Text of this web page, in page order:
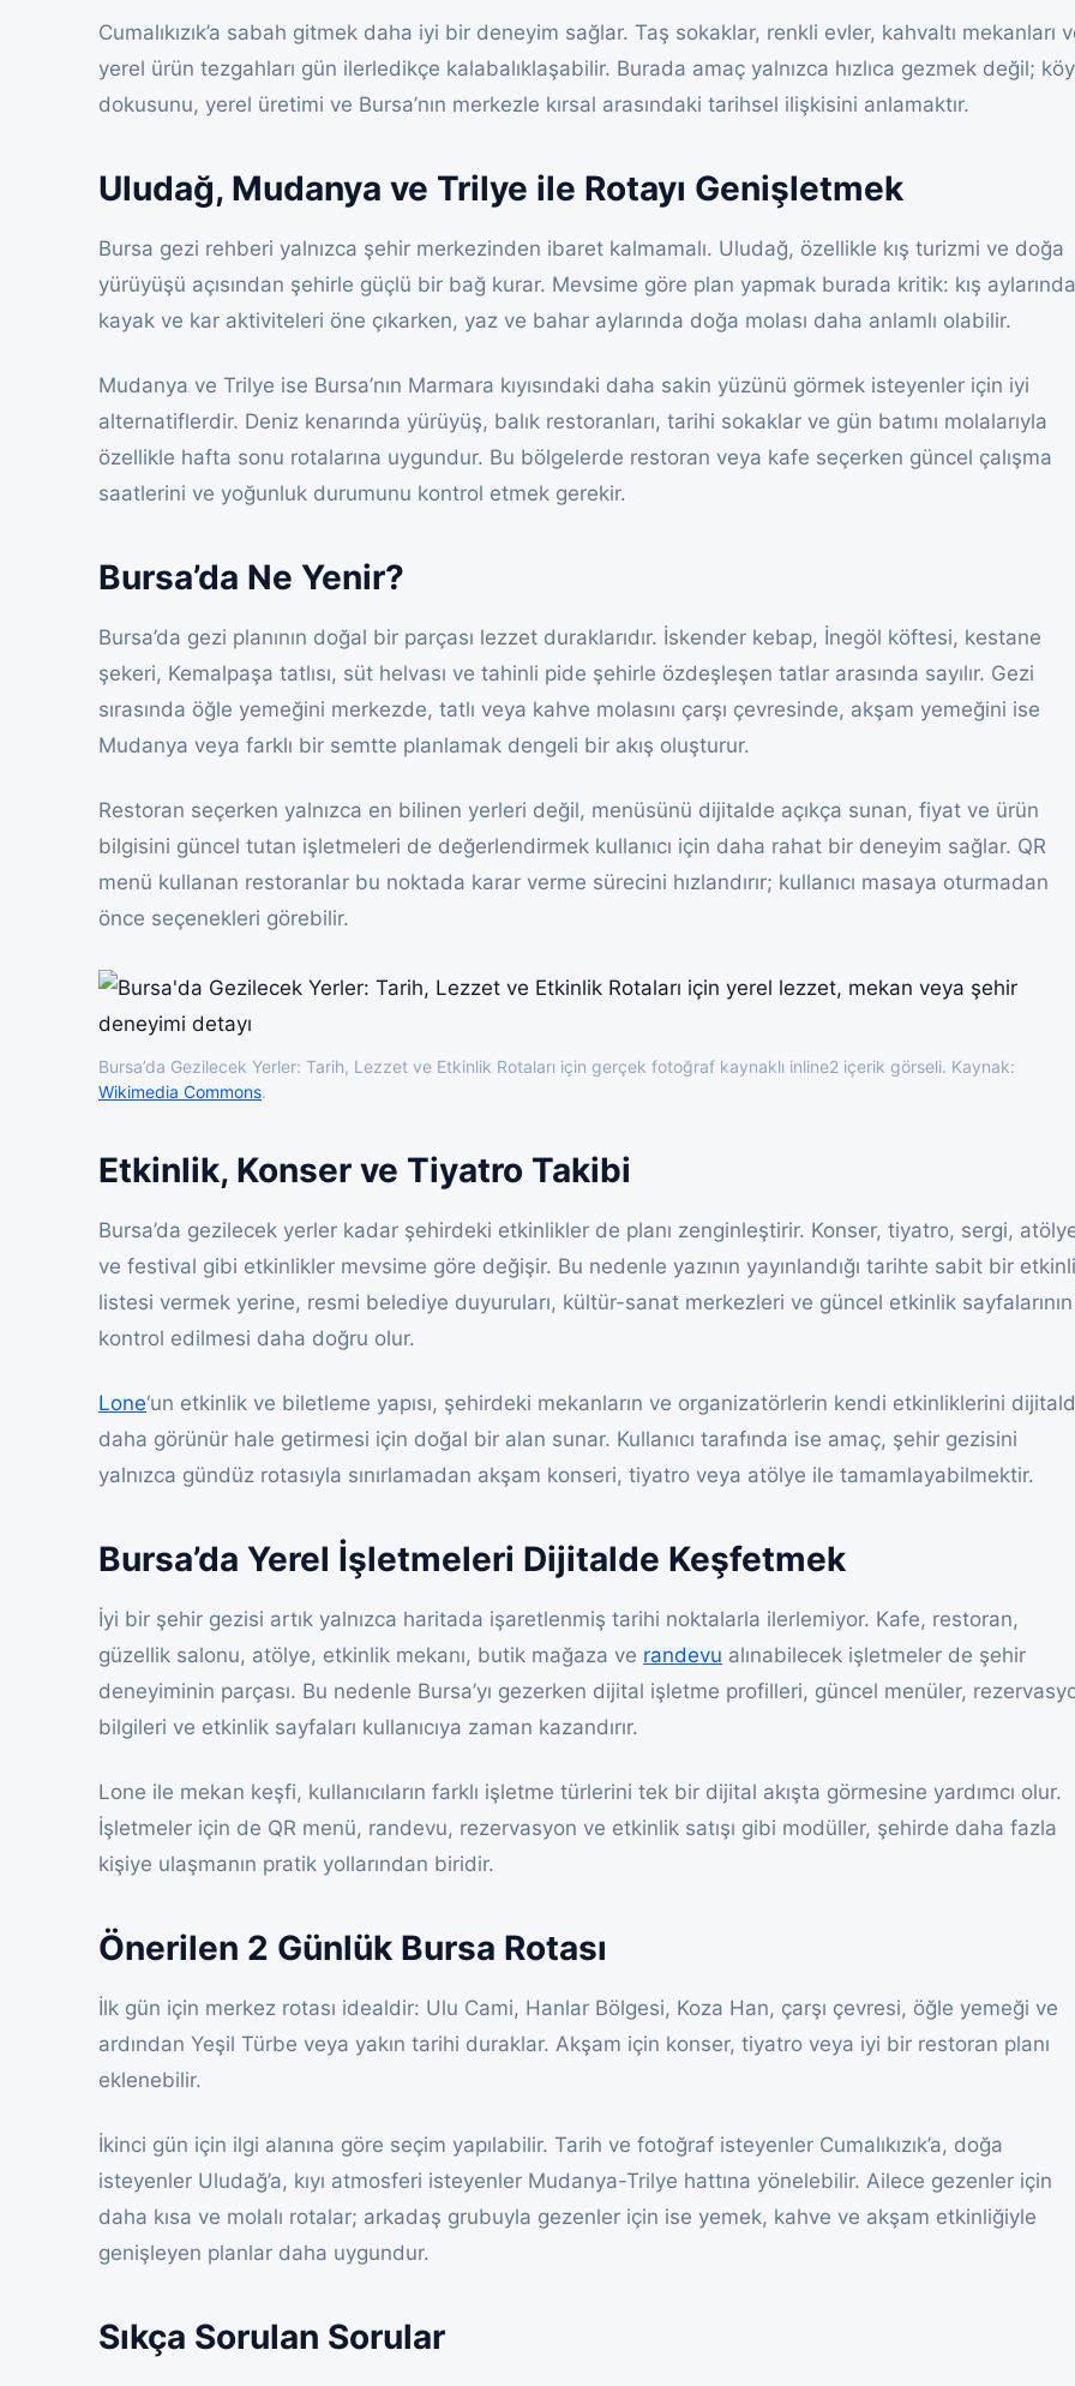
Cumalıkızık’a sabah gitmek daha iyi bir deneyim sağlar. Taş sokaklar, renkli evler, kahvaltı mekanları
yerel ürün tezgahları gün ilerledikçe kalabalıklaşabilir. Burada amaç yalnızca hızlıca gezmek değil; köy
dokusunu, yerel üretimi ve Bursa’nın merkezle kırsal arasındaki tarihsel ilişkisini anlamaktır.
Uludağ, Mudanya ve Trilye ile Rotayı Genişletmek
Bursa gezi rehberi yalnızca şehir merkezinden ibaret kalmamalı. Uludağ, özellikle kış turizmi ve doğa
yürüyüşü açısından şehirle güçlü bir bağ kurar. Mevsime göre plan yapmak burada kritik: kış aylarında
kayak ve kar aktiviteleri öne çıkarken, yaz ve bahar aylarında doğa molası daha anlamlı olabilir.
Mudanya ve Trilye ise Bursa’nın Marmara kıyısındaki daha sakin yüzünü görmek isteyenler için iyi
alternatiflerdir. Deniz kenarında yürüyüş, balık restoranları, tarihi sokaklar ve gün batımı molalarıyla
özellikle hafta sonu rotalarına uygundur. Bu bölgelerde restoran veya kafe seçerken güncel çalışma
saatlerini ve yoğunluk durumunu kontrol etmek gerekir.
Bursa’da Ne Yenir?
Bursa’da gezi planının doğal bir parçası lezzet duraklarıdır. İskender kebap, İnegöl köftesi, kestane
şekeri, Kemalpaşa tatlısı, süt helvası ve tahinli pide şehirle özdeşleşen tatlar arasında sayılır. Gezi
sırasında öğle yemeğini merkezde, tatlı veya kahve molasını çarşı çevresinde, akşam yemeğini ise
Mudanya veya farklı bir semtte planlamak dengeli bir akış oluşturur.
Restoran seçerken yalnızca en bilinen yerleri değil, menüsünü dijitalde açıkça sunan, fiyat ve ürün
bilgisini güncel tutan işletmeleri de değerlendirmek kullanıcı için daha rahat bir deneyim sağlar. QR
menü kullanan restoranlar bu noktada karar verme sürecini hızlandırır; kullanıcı masaya oturmadan
önce seçenekleri görebilir.
Bursa’da Gezilecek Yerler: Tarih, Lezzet ve Etkinlik Rotaları için gerçek fotoğraf kaynaklı inline2 içerik görseli. Kaynak:
Wikimedia Commons.
Etkinlik, Konser ve Tiyatro Takibi
Bursa’da gezilecek yerler kadar şehirdeki etkinlikler de planı zenginleştirir. Konser, tiyatro, sergi,
ve festival gibi etkinlikler mevsime göre değişir. Bu nedenle yazının yayınlandığı tarihte sabit bir
listesi vermek yerine, resmi belediye duyuruları, kültür-sanat merkezleri ve güncel etkinlik sayfalarının
kontrol edilmesi daha doğru olur.
Lone‘un etkinlik ve biletleme yapısı, şehirdeki mekanların ve organizatörlerin kendi etkinliklerini
daha görünür hale getirmesi için doğal bir alan sunar. Kullanıcı tarafında ise amaç, şehir gezisini
yalnızca gündüz rotasıyla sınırlamadan akşam konseri, tiyatro veya atölye ile tamamlayabilmektir.
Bursa’da Yerel İşletmeleri Dijitalde Keşfetmek
İyi bir şehir gezisi artık yalnızca haritada işaretlenmiş tarihi noktalarla ilerlemiyor. Kafe, restoran,
güzellik salonu, atölye, etkinlik mekanı, butik mağaza ve randevu alınabilecek işletmeler de şehir
deneyiminin parçası. Bu nedenle Bursa’yı gezerken dijital işletme profilleri, güncel menüler,
bilgileri ve etkinlik sayfaları kullanıcıya zaman kazandırır.
Lone ile mekan keşfi, kullanıcıların farklı işletme türlerini tek bir dijital akışta görmesine yardımcı olur.
İşletmeler için de QR menü, randevu, rezervasyon ve etkinlik satışı gibi modüller, şehirde daha fazla
kişiye ulaşmanın pratik yollarından biridir.
Önerilen 2 Günlük Bursa Rotası
İlk gün için merkez rotası idealdir: Ulu Cami, Hanlar Bölgesi, Koza Han, çarşı çevresi, öğle yemeği ve
ardından Yeşil Türbe veya yakın tarihi duraklar. Akşam için konser, tiyatro veya iyi bir restoran planı
eklenebilir.
İkinci gün için ilgi alanına göre seçim yapılabilir. Tarih ve fotoğraf isteyenler Cumalıkızık’a, doğa
isteyenler Uludağ’a, kıyı atmosferi isteyenler Mudanya-Trilye hattına yönelebilir. Ailece gezenler için
daha kısa ve molalı rotalar; arkadaş grubuyla gezenler için ise yemek, kahve ve akşam etkinliğiyle
genişleyen planlar daha uygundur.
Sıkça Sorulan Sorular